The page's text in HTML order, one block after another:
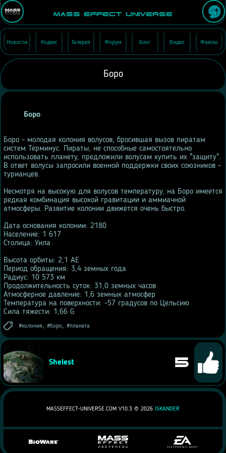
Mass Effect Universe
Новости Кодекс Галерея Форум Блог Видео Файлы
Боро
Боро
Боро - молодая колония волусов, бросившая вызов пиратам
систем Терминус. Пираты, не способные самостоятельно
использовать планету, предложили волусам купить их "защиту".
В ответ волусы запросили военной поддержки своих союзников -
турианцев.
Несмотря на высокую для волусов температуру, на Боро имеется
редкая комбинация высокой гравитации и аммиачной
атмосферы. Развитие колонии движется очень быстро.
Дата основания колонии: 2180
Население: 1 617
Столица: Уила
Высота орбиты: 2,1 АЕ
Период обращения: 3,4 земных года
Радиус: 10 573 км
Продолжительность суток: 31,0 земных часов
Атмосферное давление: 1,6 земных атмосфер
Температура на поверхности: -57 градусов по Цельсию
Сила тяжести: 1,66 G
колония, боро, планета
Shelest 5
MASSEFFECT-UNIVERSE.COM V10.3 © 2026 ISKANDER